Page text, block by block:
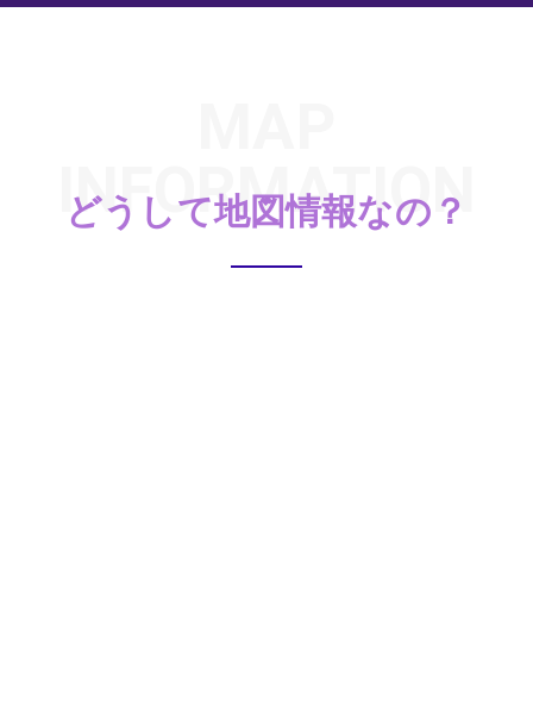
INFORMATION
どうして地図情報なの？